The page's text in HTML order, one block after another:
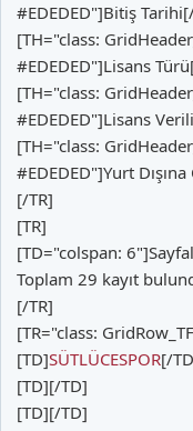
#EDEDED"]Bitiş
[TH="class:
#EDEDED"]Lisans
[TH="class:
#EDEDED"]Lisans
[TH="class:
#EDEDED"]Yurt Dışına
[/TR]
[TR]
[TD="colspan:
Toplam 29 kayıt
[/TR]
[TR="class:
[TD]SÜTLÜCESPOR[/
[TD][/TD]
[TD][/TD]